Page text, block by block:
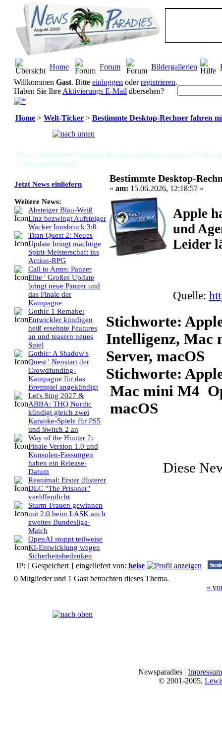
Home Forum Bildergallerien
Willkommen Gast. Bitte einloggen oderregistrieren.
Haben Sie Ihre Aktivierungs E-Mail übersehen?
Home > Welt-Ticker > Bestimmte Desktop-Rechner fahren
News: Bestimmte Desktop-Rechner fahren mit macOS 26.5
(Gelesen 580 mal)
Jetzt News einliefern
Weitere News:
Absteiger Blau-Weiß
Linz bezwingt Aufsteiger
Wacker Innsbruck 3:0
Titan Quest 2: Neues
Update bringt mächtige
Spirit-Meisterschaft ins
Action-RPG
Call to Arms: Panzer
Elite ' Großes Update
bringt neue Panzer und
das Finale der
Kampagne
Gothic 1 Remake:
Entwickler kündigen
heiß ersehnte Features
an und teasern neues
Spiel
Gothic: A Shadow's
Quest ' Neustart der
Crowdfunding-
Kampagne für das
Brettspiel angekündigt
Let's Sing 2027 &
ABBA: THQ Nordic
kündigt gleich zwei
Karaoke-Spiele für PS5
und Switch 2 an
Way of the Hunter 2:
Finale Version 1.0 und
Konsolen-Fassungen
haben ein Release-
Datum
Reanimal: Erster düsterer
DLC "The Prisoner"
veröffentlicht
Sturm-Frauen gewinnen
mit 2:0 beim LASK auch
zweites Bundesliga-
Match
OpenAI stoppt teilweise
KI-Entwicklung wegen
Sicherheitsbedenken
Bestimmte Desktop-
« am: 15.06.2026, 12:18:57 »
Apple
und
Leider
Quelle:
Stichworte:
Intelligenz, Mac
Server, macOS
Stichworte:
Mac mini M4
macOS
Diese
IP: [ Gespeichert ] eingeliefert von: heise
0 Mitglieder und 1 Gast betrachten dieses Thema.
«
Newsparadies | Impressum
© 2001-2005,